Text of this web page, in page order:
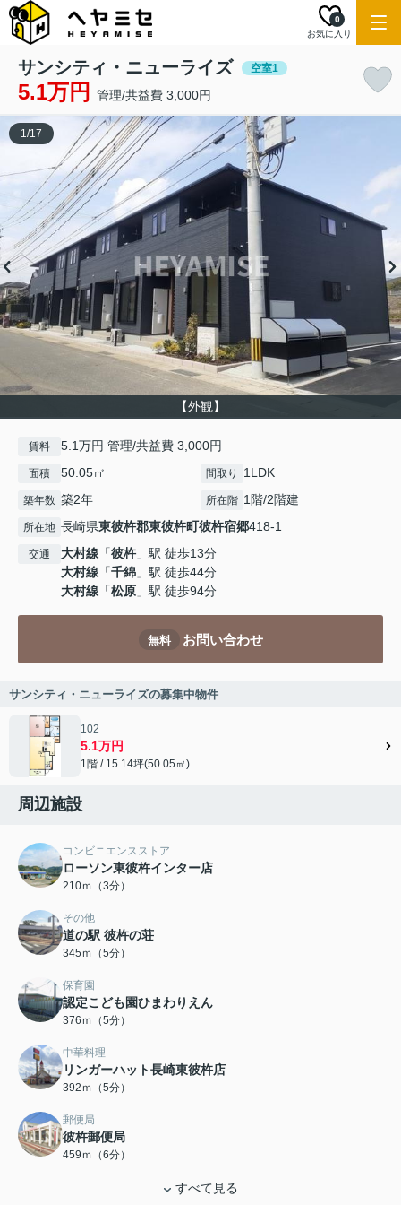
お気に入り
0
サンシティ・ニューライズ 空室1
5.1万円 管理/共益費 3,000円
【外観】
1/17
賃料 5.1万円 管理/共益費 3,000円
面積 50.05㎡ 間取り 1LDK
築年数 築2年 所在階 1階/2階建
所在地 長崎県東彼杵郡東彼杵町彼杵宿郷418-1
交通 大村線 「彼杵」駅 徒歩13分
大村線 「千綿 」駅 徒歩44分
大村線 「松原 」駅 徒歩94分
無料 お問い合わせ
サンシティ・ニューライズの募集中物件
102
5.1万円
1階 / 15.14坪(50.05㎡)
周辺施設
コンビニエンスストア
ローソン東彼杵インター店
210ｍ（3分）
その他
道の駅 彼杵の荘
345ｍ（5分）
保育園
認定こども園ひまわりえん
376ｍ（5分）
中華料理
リンガーハット長崎東彼杵店
392ｍ（5分）
郵便局
彼杵郵便局
459ｍ（6分）
すべて見る